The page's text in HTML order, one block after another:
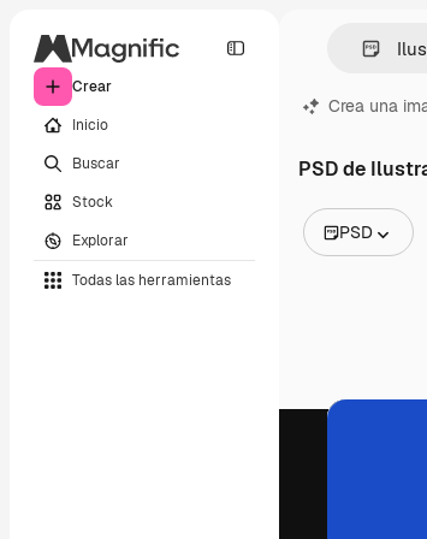
Crear
Inicio
Buscar
Stock
Explorar
Todas las herramientas
Crea una
PSD de
PSD
Vídeos